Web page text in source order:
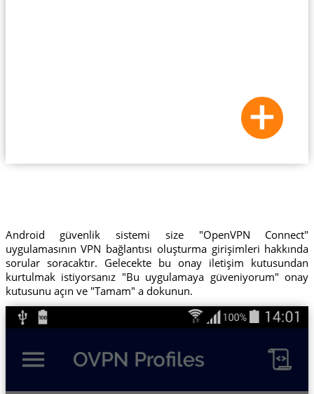
Android güvenlik sistemi size "OpenVPN Connect"
uygulamasının VPN bağlantısı oluşturma girişimleri hakkında
sorular soracaktır. Gelecekte bu onay iletişim kutusundan
kurtulmak istiyorsanız "Bu uygulamaya güveniyorum" onay
kutusunu açın ve "Tamam" a dokunun.